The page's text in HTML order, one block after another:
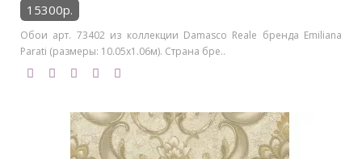
15300р.
Обои арт. 73402 из коллекции Damasco Reale бренда Emiliana
Parati (размеры: 10.05х1.06м). Страна бре..